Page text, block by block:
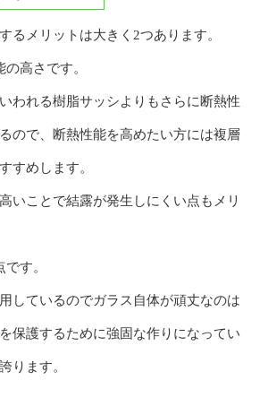
るメリットは大きく2つあります。
高さです。
われる樹脂サッシよりもさらに断熱性
ので、断熱性能を高めたい方には複層
すめします。
いことで結露が発生しにくい点もメリ
す。
しているのでガラス自体が頑丈なのは
保護するために強固な作りになってい
ります。